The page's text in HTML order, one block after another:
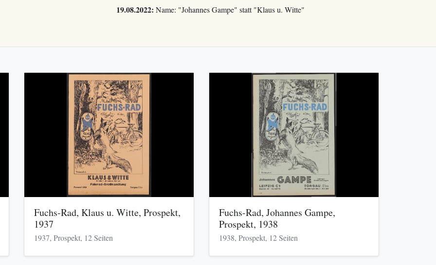
19.08.2022: Name: "Johannes Gampe" statt "Klaus u. Witte"
Fuchs-Rad, Klaus u. Witte, Prospekt,
1937
1937, Prospekt, 12 Seiten
Fuchs-Rad, Johannes Gampe,
Prospekt, 1938
1938, Prospekt, 12 Seiten